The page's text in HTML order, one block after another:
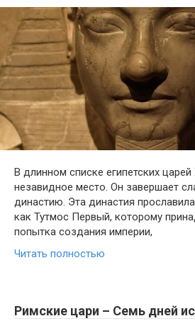
В длинном списке египетских
незавидное место. Он завершает
династию. Эта династия
как Тутмос Первый, которому
попытка создания империи,
Читать полностью
Римские цари – Семь дней